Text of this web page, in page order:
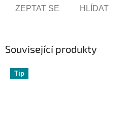
ZEPTAT SE HLÍDAT
Související produkty
Tip